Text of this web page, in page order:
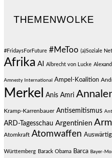
THEMENWOLKE
#FridaysForFuture #MeToo (a)Soziale
Afrika AI Albrecht von Lucke
Amnesty International Ampel-Koalition
Merkel
Anis Amri
Kramp-Karrenbauer Antisemitismus
ARD-Tagesschau Argentinien
Atomkraft Atomwaffen
Württemberg Barack Obama Barca Bayer-